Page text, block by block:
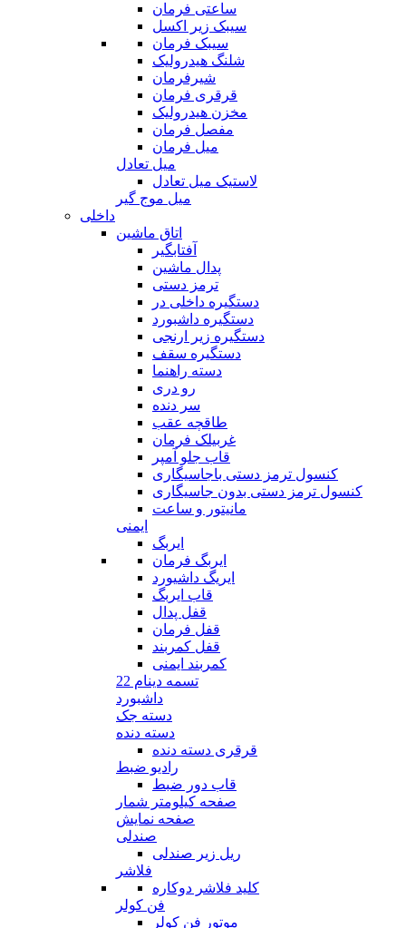
ساعتی فرمان
سیبک زیر اکسل
سیبک فرمان
شلنگ هیدرولیک
شیرفرمان
قرقری فرمان
مخزن هیدرولیک
مفصل فرمان
میل فرمان
میل تعادل
لاستیک میل تعادل
میل موج گیر
داخلی
اتاق ماشین
آفتابگیر
پدال ماشین
ترمز دستی
دستگیره داخلی در
دستگیره داشبورد
دستگیره زیر ارنجی
دستگیره سقف
دسته راهنما
رو دری
سر دنده
طاقچه عقب
غربیلک فرمان
قاب جلو آمپر
کنسول ترمز دستی باجاسیگاری
کنسول ترمز دستی بدون جاسیگاری
مانیتور و ساعت
ایمنی
ایربگ
ایربگ فرمان
ایریگ داشیورد
قاب ایربگ
قفل پدال
قفل فرمان
قفل کمربند
کمربند ایمنی
تسمه دینام 22
داشبورد
دسته جک
دسته دنده
قرقری دسته دنده
رادیو ضبط
قاب دور ضبط
صفحه کیلومتر شمار
صفحه نمایش
صندلی
ریل زیر صندلی
فلاشر
کلید فلاشر دوکاره
فن کولر
موتور فن کولر